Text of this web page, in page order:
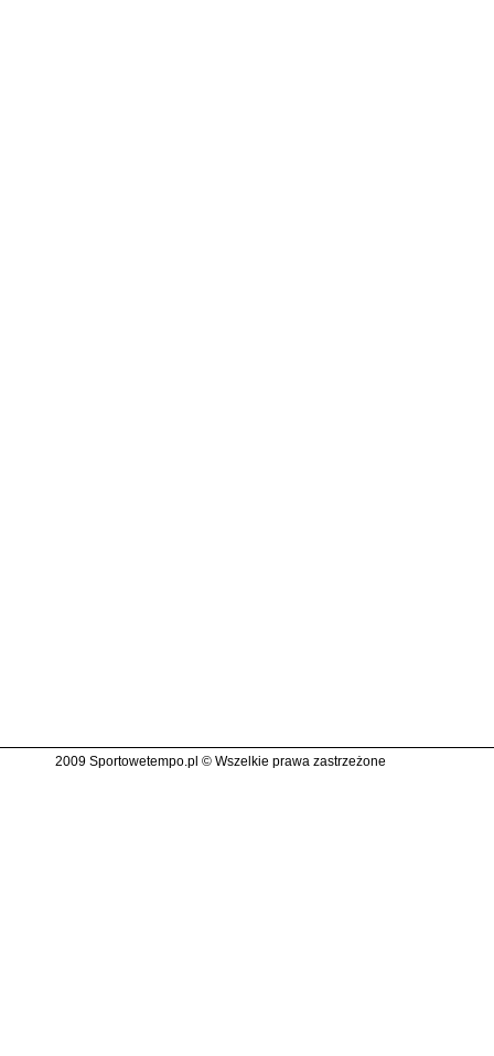
2009 Sportowetempo.pl © Wszelkie prawa zastrzeżone